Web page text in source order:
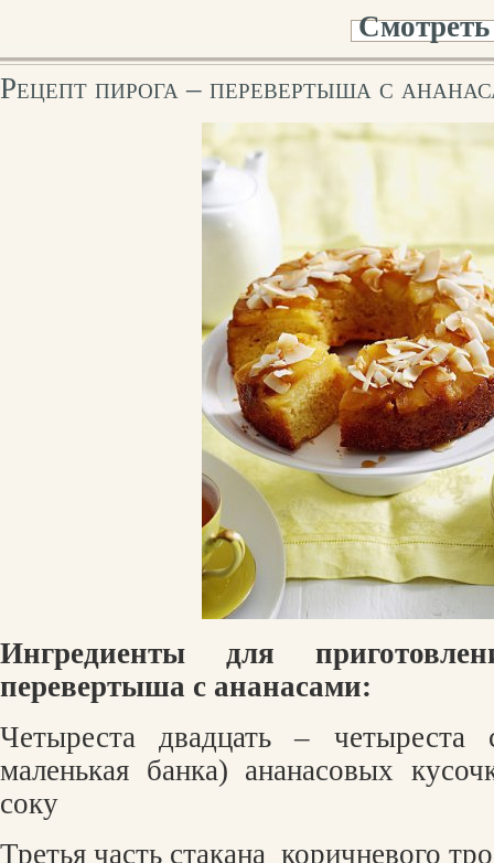
Рецепт пирога – перевертыша с
Ингредиенты для
перевертыша с ананасами:
Четыреста двадцать –
маленькая банка) ананасовых
соку
Третья часть стакана коричневого